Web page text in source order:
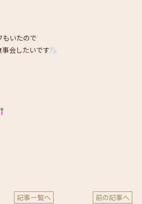
もいたので
事会したいです
記事一覧へ 前の記事へ